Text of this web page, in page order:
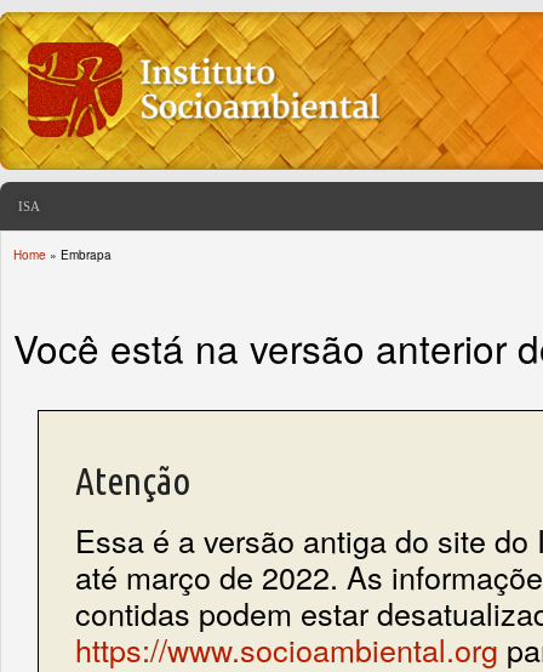
ISA
Home » Embrapa
Você está na versão anterior
Atenção
Essa é a versão antiga do site do
até março de 2022. As
contidas podem estar
https://www.socioambiental.org